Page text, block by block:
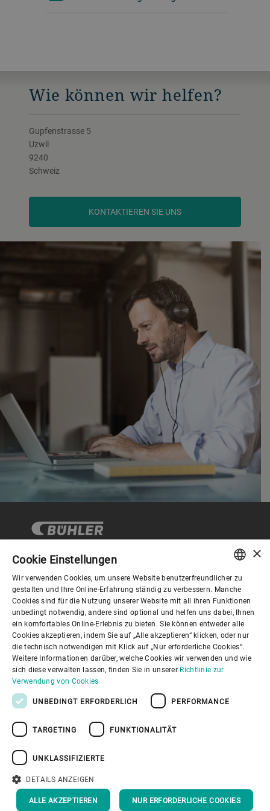
Wie können wir helfen?
Gupfenstrasse 5
Uzwil
9240
Schweiz
KONTAKTIEREN SIE UNS
Corporate Governance
Über Bühler
Nützliche Links
Youtube Privacy Policy
NACH OBEN
ENGLISH
SPANISH
GERMAN
FRENCH
PORTUGUESE
×
Cookie Einstellungen
Wir verwenden Cookies, um unsere Website benutzerfreundlicher zu
gestalten und Ihre Online-Erfahrung ständig zu verbessern. Manche
Cookies sind für die Nutzung unserer Website mit all ihren Funktionen
unbedingt notwendig, andere sind optional und helfen uns dabei, Ihnen
ein komfortables Online-Erlebnis zu bieten. Sie können entweder alle
Cookies akzeptieren, indem Sie auf „Alle akzeptieren“ klicken, oder nur
die technisch notwendigen mit Klick auf „Nur erforderliche Cookies“.
Weitere Informationen darüber, welche Cookies wir verwenden und wie
sich diese verwalten lassen, finden Sie in unserer Richtlinie zur
Verwendung von Cookies
UNBEDINGT ERFORDERLICH PERFORMANCE
TARGETING FUNKTIONALITÄT
UNKLASSIFIZIERTE
DETAILS ANZEIGEN
ALLE AKZEPTIEREN NUR ERFORDERLICHE COOKIES